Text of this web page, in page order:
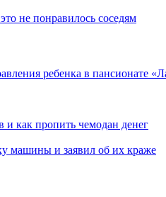
не понравилось соседям
ребенка в пансионате
и как пропить чемодан денег
машины и заявил об их краже